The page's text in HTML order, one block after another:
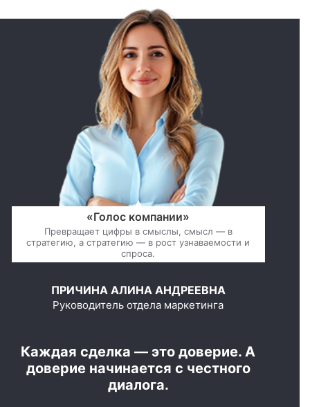
«Голос компании»
Превращает цифры в смыслы, смысл — в
стратегию, а стратегию — в рост узнаваемости и
спроса.
ПРИЧИНА АЛИНА АНДРЕЕВНА
Руководитель отдела маркетинга
Каждая сделка — это доверие. А
доверие начинается с честного
диалога.